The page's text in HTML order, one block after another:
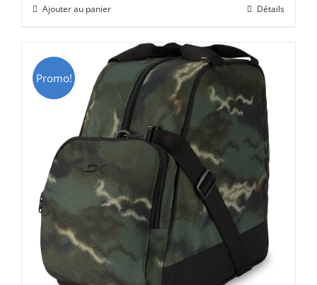
était :
CHF 49.00.
Ajouter au panier Détails
Promo!